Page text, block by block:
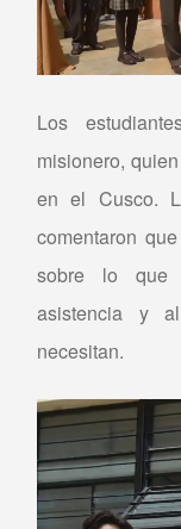
Los
misionero,
en el Cusco.
comentaron
sobre lo que
asistencia y
necesitan.